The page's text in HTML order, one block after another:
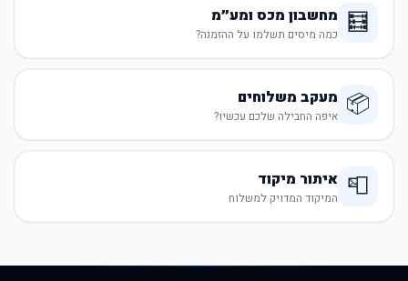
🧮 מחשבון מכס ומע״מ
כמה מיסים תשלמו על ההזמנה?
📦 מעקב משלוחים
איפה החבילה שלכם עכשיו?
📮 איתור מיקוד
המיקוד המדויק למשלוח